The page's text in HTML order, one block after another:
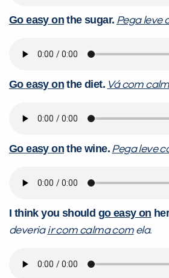
Go easy on the sugar. Pega leve
Go easy on the diet. Vá com
Go easy on the wine. Pega leve
I think you should go easy on
deveriair com calma comela.